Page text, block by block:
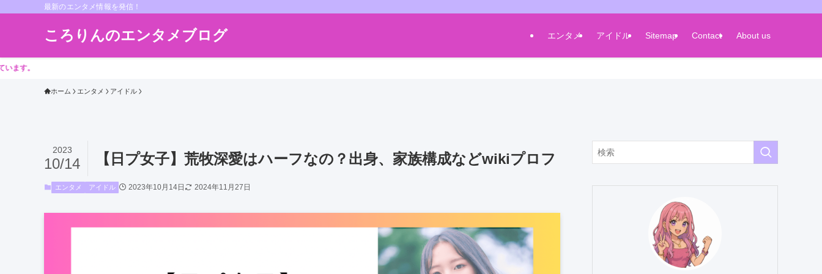
最新のエンタメ情報を発信！
ころりんのエンタメブログ エンタメ アイドル Sitemap Contact About us
ホーム エンタメ アイドル
【日プ女子】荒牧深愛はハーフなの？出身、家族構成などwikiプロフ
2023
10/14
エンタメ アイドル 2023年10月14日 2024年11月27日